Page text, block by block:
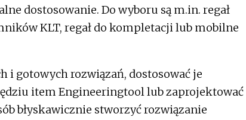
dostosowanie. Do wyboru są m.in. regał
KLT, regał do kompletacji lub mobilne
i gotowych rozwiązań, dostosować je
item Engineeringtool lub zaprojektować
błyskawicznie stworzyć rozwiązanie